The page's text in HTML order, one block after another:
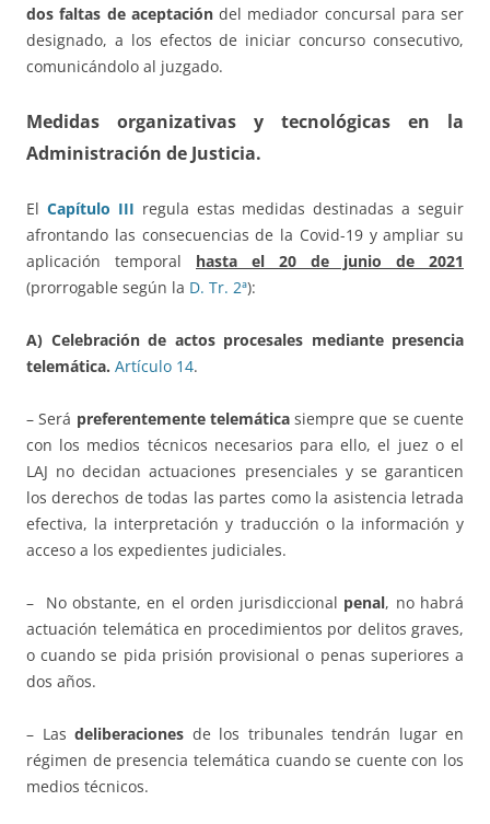
dos faltas de aceptacióndel mediador concursal para ser
designado, a los efectos de iniciar concurso consecutivo,
comunicándolo al juzgado.
Medidas organizativas y tecnológicas en la
Administración de Justicia.
El Capítulo III regula estas medidas destinadas a seguir
afrontando las consecuencias de la Covid-19 y ampliar su
aplicación temporal hasta el 20 de junio de 2021
(prorrogable según la D. Tr. 2ª):
A) Celebración de actos procesales mediante presencia
telemática. Artículo 14.
– Será preferentemente telemáticasiempre que se cuente
con los medios técnicos necesarios para ello, el juez o el
LAJ no decidan actuaciones presenciales y se garanticen
los derechos de todas las partes como la asistencia letrada
efectiva, la interpretación y traducción o la información y
acceso a los expedientes judiciales.
– No obstante, en el orden jurisdiccional penal, no habrá
actuación telemática en procedimientos por delitos graves,
o cuando se pida prisión provisional o penas superiores a
dos años.
– Las deliberaciones de los tribunales tendrán lugar en
régimen de presencia telemática cuando se cuente con los
medios técnicos.